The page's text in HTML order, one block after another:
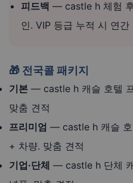
피드백 — castle h 체험
인. VIP 등급 누적 시 연
🎁 전국콜 패키지
기본 — castle h 캐슬 호텔
맞춤 견적
프리미엄 — castle h 캐슬 호
+ 차량. 맞춤 견적
기업·단체 — castle h 단체